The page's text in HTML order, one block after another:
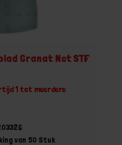
Granat Net STF
1 tot meerdere
van 50 Stuk